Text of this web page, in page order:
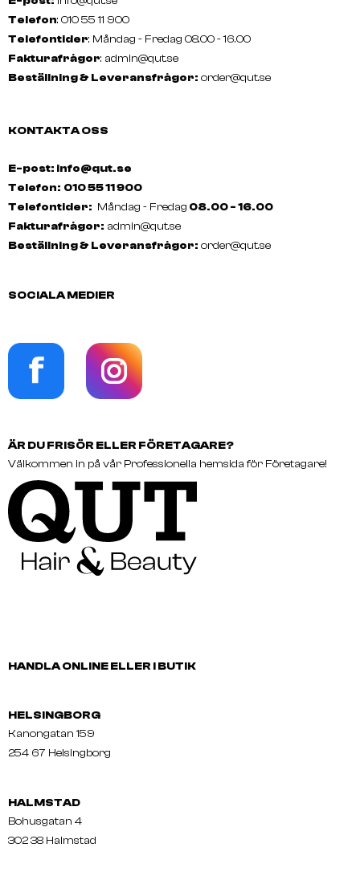
Telefon: 010 55 11 900
Telefontider: Måndag - Fredag 08.00 - 16.00
Fakturafrågor: admin@qut.se
Beställning & Leveransfrågor: order@qut.se
KONTAKTA OSS
E-post: info@qut.se
Telefon: 010 55 11 900
Telefontider: Måndag - Fredag 08.00 - 16.00
Fakturafrågor: admin@qut.se
Beställning & Leveransfrågor: order@qut.se
SOCIALA MEDIER
ÄR DU FRISÖR ELLER FÖRETAGARE?
Välkommen in på vår Professionella hemsida för Företagare!
HANDLA ONLINE ELLER I BUTIK
HELSINGBORG
Kanongatan 159
254 67 Helsingborg
HALMSTAD
Bohusgatan 4
302 38 Halmstad